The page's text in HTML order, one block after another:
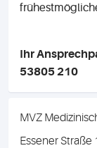
Ihr
53805 210
MVZ
Essener Straße